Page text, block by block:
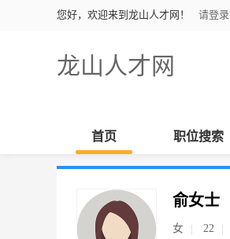
您好，欢迎来到龙山人才网！ 请登录
龙山人才网
首页 职位搜索
俞女士
女 22